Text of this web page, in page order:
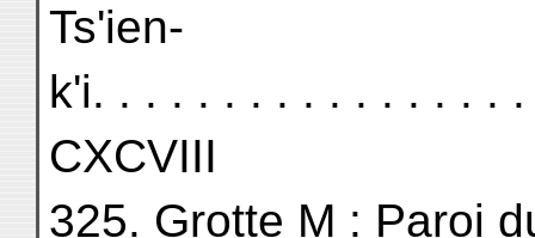
Ts'ien-
k'i. . . . . . . . . . . . . . . .
CXCVIII
325. Grotte M : Paroi